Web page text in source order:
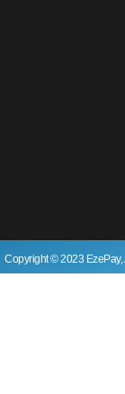
Copyright © 2023